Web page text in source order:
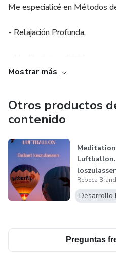
Me especialicé en Métodos
- Relajación Profunda.
- Regresiones.
Tanto durante mis estudios
largo de los años, he tomado
- Constelaciones Familiares.
- Programación
Mostrar más
Otros productos
contenido
Rebeca
Preguntas